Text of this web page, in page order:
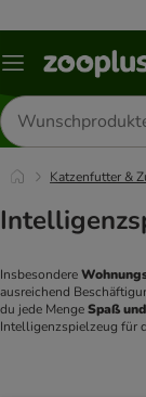
Menü
Produkte
suchen
Katzenfutter &
Insbesondere
ausreichend
du jede Menge Spaß
Intelligenzspielzeug für